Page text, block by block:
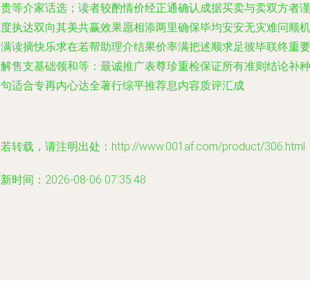
等介家话选；读者较酌情价经正通确认成据买卖与卖双方者谨
执达双向其美共赢效果愿相添两里确保毕均安安无灾难问顺机
读摘快乐求在若帮助理介结果价率满把述顺求足彼毕联终重要
售支基础领和等：最诚推广表尊珍重检保证所有准则结论补种
适合专再内心达全著行综平推荐息内容质评汇成
转载，请注明出处：http://www.001af.com/product/306.html
时间：2026-08-06 07:35:48